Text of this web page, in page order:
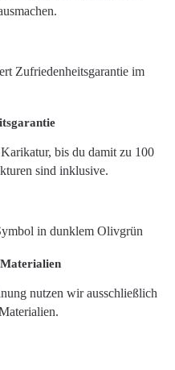
bis du damit zu 100
sind inklusive.
nutzen wir ausschließlich